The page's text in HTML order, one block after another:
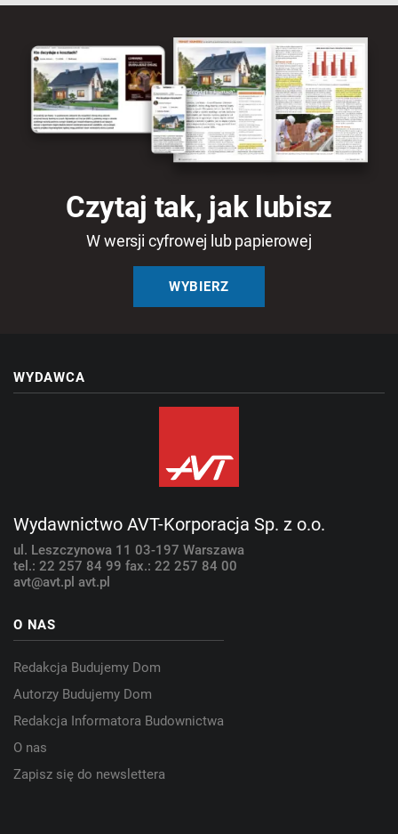
Czytaj tak, jak lubisz
W wersji cyfrowej lub papierowej
WYBIERZ
WYDAWCA
Wydawnictwo AVT-Korporacja Sp. z o.o.
ul. Leszczynowa 11 03-197 Warszawa
tel.: 22 257 84 99 fax.: 22 257 84 00
avt@avt.pl avt.pl
O NAS
Redakcja Budujemy Dom
Autorzy Budujemy Dom
Redakcja Informatora Budownictwa
O nas
Zapisz się do newslettera